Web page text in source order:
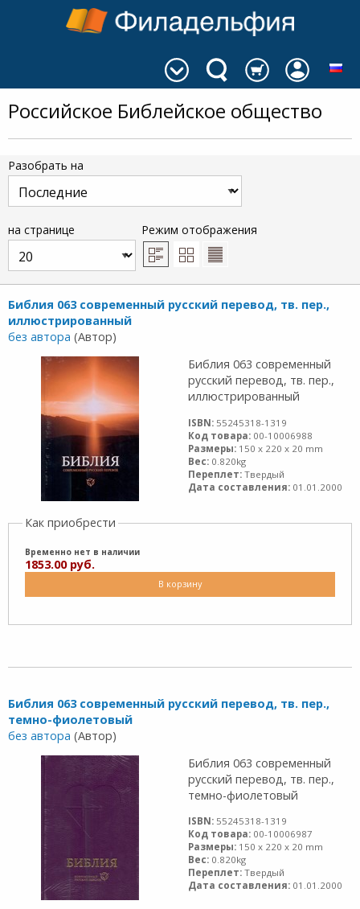
Российское Библейское общество
Разобрать на
на странице Режим отображения
Библия 063 современный русский перевод, тв. пер.,
иллюстрированный
без автора (Автор)
Библия 063 современный
русский перевод, тв. пер.,
иллюстрированный
ISBN: 55245318-1319
Код товара: 00-10006988
Размеры: 150 x 220 x 20 mm
Вес: 0.820kg
Переплет: Твердый
Дата составления: 01.01.2000
Как приобрести
Временно нет в наличии
1853.00 руб.
В корзину
Библия 063 современный русский перевод, тв. пер.,
темно-фиолетовый
без автора (Автор)
Библия 063 современный
русский перевод, тв. пер.,
темно-фиолетовый
ISBN: 55245318-1319
Код товара: 00-10006987
Размеры: 150 x 220 x 20 mm
Вес: 0.820kg
Переплет: Твердый
Дата составления: 01.01.2000